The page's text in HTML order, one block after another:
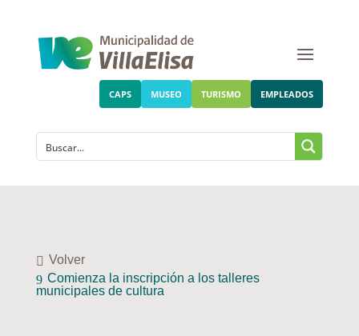
CAPS MUSEO TURISMO EMPLEADOS
Volver
Comienza la inscripción a los talleres
municipales de cultura